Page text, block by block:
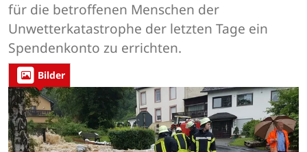
für die betroffenen Menschen der
Unwetterkatastrophe der letzten Tage ein
Spendenkonto zu errichten.
Bilder